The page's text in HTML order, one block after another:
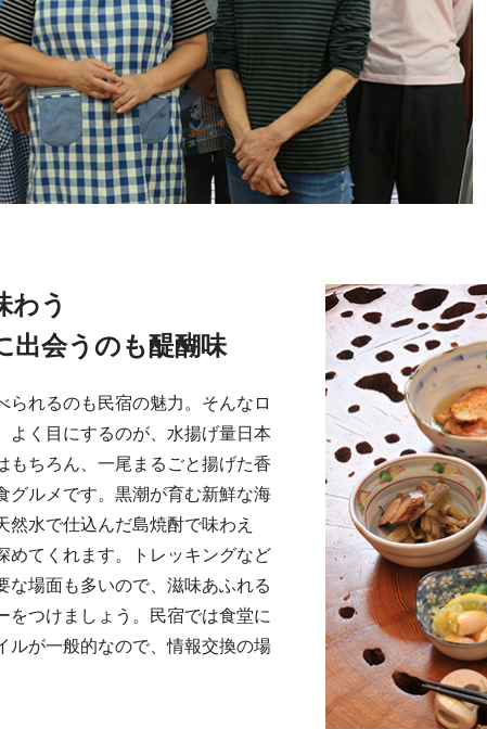
わう
出会うのも醍醐味
られるのも民宿の魅力。そんなロ
よく目にするのが、水揚げ量日本
もちろん、一尾まるごと揚げた香
グルメです。黒潮が育む新鮮な海
然水で仕込んだ島焼酎で味わえ
めてくれます。トレッキングなど
な場面も多いので、滋味あふれる
をつけましょう。民宿では食堂に
ルが一般的なので、情報交換の場